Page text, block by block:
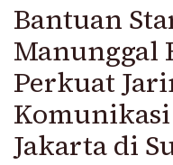
Bantuan
Manunggal
Perkuat
Jakarta di